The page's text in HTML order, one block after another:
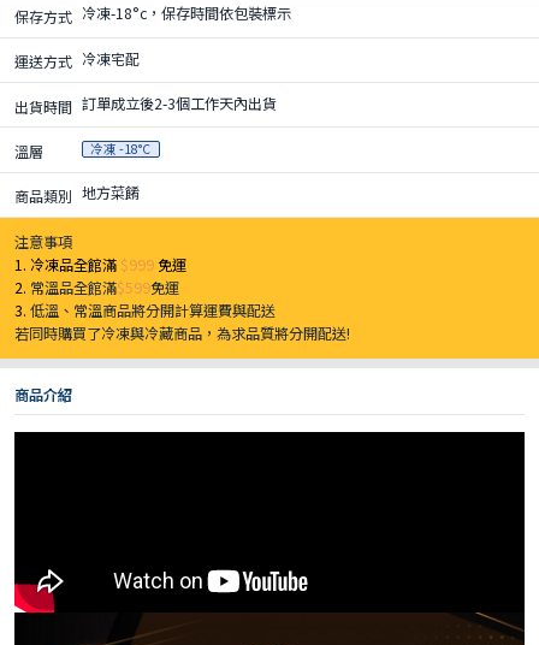
保存方式 冷凍-18°c，保存時間依包裝標示
運送方式 冷凍宅配
出貨時間 訂單成立後2-3個工作天內出貨
溫層 冷凍 -18°C
商品類別 地方菜餚
注意事項
1. 冷凍品全館滿 $999免運
2. 常溫品全館滿$599免運
3.低溫、常溫商品將分開計算運費與配送
若同時購買了冷凍與冷藏商品，為求品質將分開配送!
商品介紹